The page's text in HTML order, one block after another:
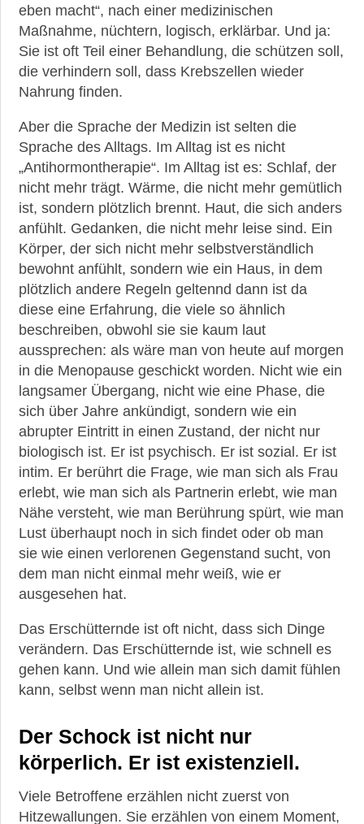
eben macht“, nach einer medizinischen
Maßnahme, nüchtern, logisch, erklärbar. Und ja:
Sie ist oft Teil einer Behandlung, die schützen soll,
die verhindern soll, dass Krebszellen wieder
Nahrung finden.
Aber die Sprache der Medizin ist selten die
Sprache des Alltags. Im Alltag ist es nicht
„Antihormontherapie“. Im Alltag ist es: Schlaf, der
nicht mehr trägt. Wärme, die nicht mehr gemütlich
ist, sondern plötzlich brennt. Haut, die sich anders
anfühlt. Gedanken, die nicht mehr leise sind. Ein
Körper, der sich nicht mehr selbstverständlich
bewohnt anfühlt, sondern wie ein Haus, in dem
plötzlich andere Regeln geltennd dann ist da
diese eine Erfahrung, die viele so ähnlich
beschreiben, obwohl sie sie kaum laut
aussprechen: als wäre man von heute auf morgen
in die Menopause geschickt worden. Nicht wie ein
langsamer Übergang, nicht wie eine Phase, die
sich über Jahre ankündigt, sondern wie ein
abrupter Eintritt in einen Zustand, der nicht nur
biologisch ist. Er ist psychisch. Er ist sozial. Er ist
intim. Er berührt die Frage, wie man sich als Frau
erlebt, wie man sich als Partnerin erlebt, wie man
Nähe versteht, wie man Berührung spürt, wie man
Lust überhaupt noch in sich findet oder ob man
sie wie einen verlorenen Gegenstand sucht, von
dem man nicht einmal mehr weiß, wie er
ausgesehen hat.
Das Erschütternde ist oft nicht, dass sich Dinge
verändern. Das Erschütternde ist, wie schnell es
gehen kann. Und wie allein man sich damit fühlen
kann, selbst wenn man nicht allein ist.
Der Schock ist nicht nur
körperlich. Er ist existenziell.
Viele Betroffene erzählen nicht zuerst von
Hitzewallungen. Sie erzählen von einem Moment,
►
News
►
Symptome
►
Diagnostik
►
Therapien
►
Krankheiten
►
Medikamente
►
Gesundheit
►
Suche